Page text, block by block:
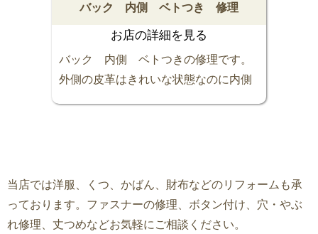
バック 内側 ベトつき 修理
お店の詳細を見る
バック 内側 ベトつきの修理です。
外側の皮革はきれいな状態なのに内側
張りに変えてしまう等が有ります。今
回はサイドポケット内も含めて布張り
にしました。サッパリきれいになりま
当店では洋服、くつ、かばん、財布などのリフォームも承
っております。ファスナーの修理、ボタン付け、穴・やぶ
れ修理、丈つめなどお気軽にご相談ください。